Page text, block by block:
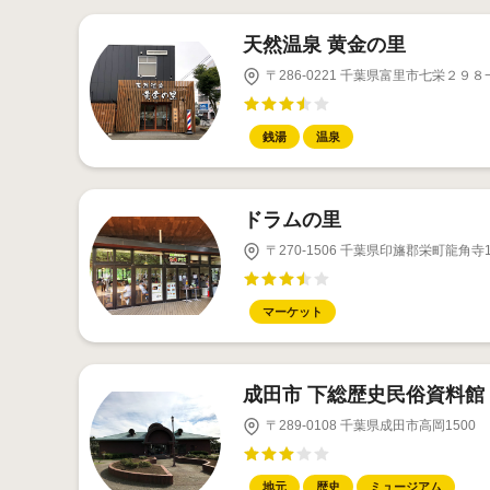
天然温泉 黄金の里
〒286-0221 千葉県富里市七栄２９８
銭湯 温泉
ドラムの里
〒270-1506 千葉県印旛郡栄町龍角寺
マーケット
成田市 下総歴史民俗資料館
〒289-0108 千葉県成田市高岡1500
地元 歴史 ミュージアム